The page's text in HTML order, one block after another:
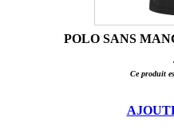
POLO SANS
Ce produit